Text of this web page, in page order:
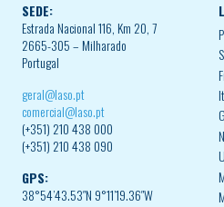
SEDE:
Estrada Nacional 116, Km 20, 7
2665-305 – Milharado
Portugal
geral@laso.pt
comercial@laso.pt
(+351) 210 438 000
(+351) 210 438 090
GPS:
38°54’43.53″N 9°11’19.36″W